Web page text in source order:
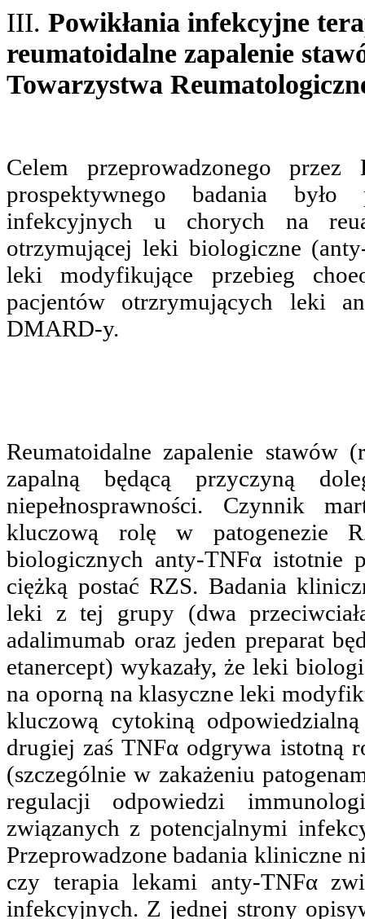
III. Powikłania infekcyjne
reumatoidalne zapalenie
Towarzystwa
Celem przeprowadzonego przez
prospektywnego badania
infekcyjnych u chorych na
otrzymującej leki biologiczne
leki modyfikujące przebieg
pacjentów otrzrymujących leki
DMARD-y.
Reumatoidalne zapalenie stawów
zapalną będącą przyczyną
niepełnosprawności. Czynnik
kluczową rolę w patogenezie
biologicznych anty-TNFα istotnie
ciężką postać RZS. Badania
leki z tej grupy (dwa
adalimumab oraz jeden preparat
etanercept) wykazały, że leki
na oporną na klasyczne leki
kluczową cytokiną
drugiej zaś TNFα odgrywa istotną
(szczególnie w zakażeniu
regulacji odpowiedzi
związanych z potencjalnymi
Przeprowadzone badania kliniczne
czy terapia lekami anty-TNFα
infekcyjnych. Z jednej strony